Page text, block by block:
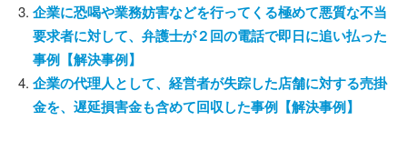
企業に恐喝や業務妨害などを行ってくる極めて悪質な不当
要求者に対して、弁護士が２回の電話で即日に追い払った
事例【解決事例】
企業の代理人として、経営者が失踪した店舗に対する売掛
金を、遅延損害金も含めて回収した事例【解決事例】